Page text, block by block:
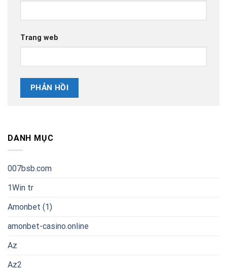
Trang web
DANH MỤC
007bsb.com
1Win tr
Amonbet (1)
amonbet-casino.online
Az
Az2